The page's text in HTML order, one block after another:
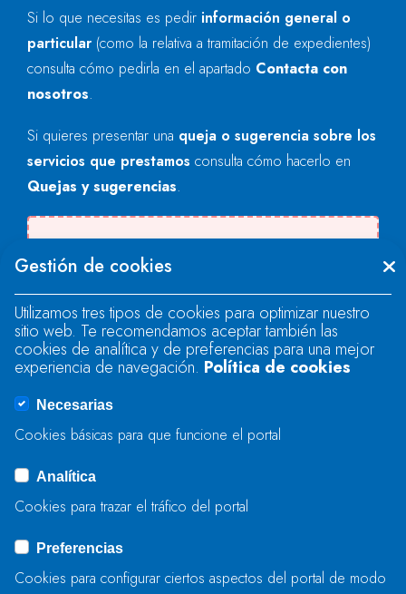
Si lo que necesitas es pedir información general o
particular (como la relativa a tramitación de expedientes)
consulta cómo pedirla en el apartado Contacta con
nosotros.
Si quieres presentar una queja o sugerencia sobre los
servicios que prestamos consulta cómo hacerlo en
Quejas y sugerencias.
"text".
Se produjo un error al cargar el campo
"text".
Se produjo un error al cargar el campo
ENVIAR
Gestión de cookies
Utilizamos tres tipos de cookies para optimizar nuestro
sitio web. Te recomendamos aceptar también las
cookies de analítica y de preferencias para una mejor
experiencia de navegación. Política de cookies
Necesarias
Cookies básicas para que funcione el portal
Analítica
Cookies para trazar el tráfico del portal
Preferencias
Cookies para configurar ciertos aspectos del portal de modo